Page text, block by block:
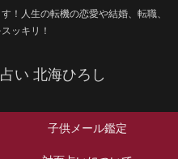
！人生の転機の恋愛や結婚、転職、
ッキリ！
い 北海ひろし
子供メール鑑定